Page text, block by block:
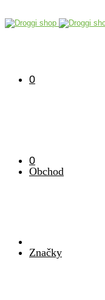
0
0
Obchod
Značky